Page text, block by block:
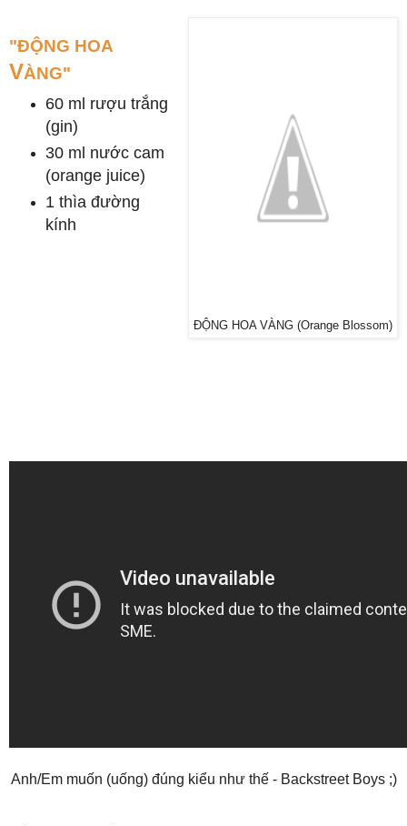
ĐỘNG HOA VÀNG (Orange Blossom)
"ĐỘNG HOA
VÀNG"
60 ml rượu trắng
(gin)
30 ml nước cam
(orange juice)
1 thìa đường
kính
Anh/Em muốn (uống) đúng kiểu như thế - Backstreet Boys ;)